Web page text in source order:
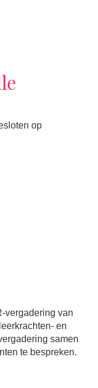
op
vergadering van
en
samen
te bespreken.